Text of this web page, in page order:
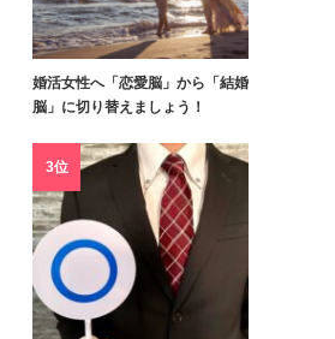
婚活女性へ「恋愛脳」から「結婚
脳」に切り替えましょう！
3位